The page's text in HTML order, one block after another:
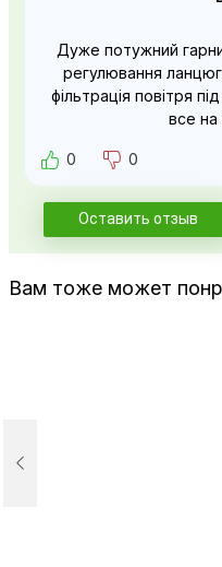
Дуже потужний
регулювання
фільтрація повітря
все на
0 0
Оставить отзыв
Вам тоже может